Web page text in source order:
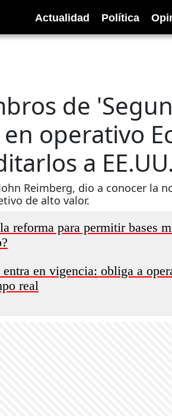
Actualidad Política
de
operativo
a EE.UU.
Reimberg, dio a conocer la
de alto valor.
reforma para permitir bases
en vigencia: obliga a
real